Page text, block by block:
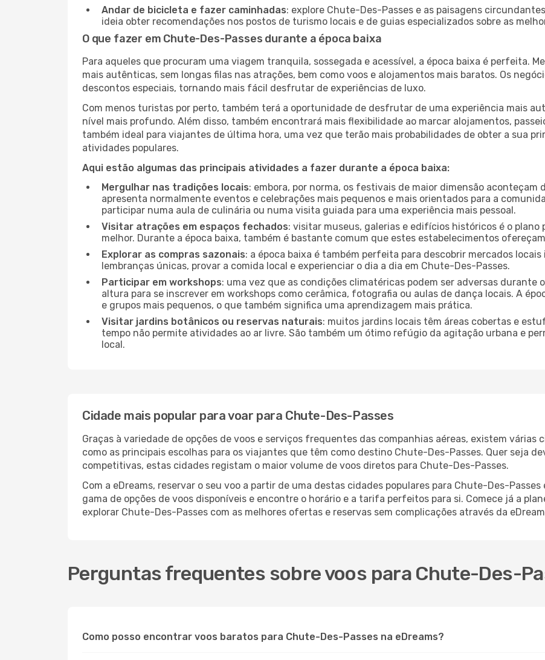
Andar de bicicleta e fazer caminhadas: explore Chute-Des-Passes e as paisagens
ideia obter recomendações nos postos de turismo locais e de guias especializados sobre as
O que fazer em Chute-Des-Passes durante a época baixa
Para aqueles que procuram uma viagem tranquila, sossegada e acessível, a época baixa é perfeita.
mais autênticas, sem longas filas nas atrações, bem como voos e alojamentos mais baratos. Os
descontos especiais, tornando mais fácil desfrutar de experiências de luxo.
Com menos turistas por perto, também terá a oportunidade de desfrutar de uma experiência mais
nível mais profundo. Além disso, também encontrará mais flexibilidade ao marcar alojamentos,
também ideal para viajantes de última hora, uma vez que terão mais probabilidades de obter a sua
atividades populares.
Aqui estão algumas das principais atividades a fazer durante a época baixa:
Mergulhar nas tradições locais: embora, por norma, os festivais de maior dimensão aconteçam
apresenta normalmente eventos e celebrações mais pequenos e mais orientados para a
participar numa aula de culinária ou numa visita guiada para uma experiência mais pessoal.
Visitar atrações em espaços fechados: visitar museus, galerias e edifícios históricos é o
melhor. Durante a época baixa, também é bastante comum que estes estabelecimentos
Explorar as compras sazonais: a época baixa é também perfeita para descobrir mercados
lembranças únicas, provar a comida local e experienciar o dia a dia em Chute-Des-Passes.
Participar em workshops: uma vez que as condições climatéricas podem ser adversas durante
altura para se inscrever em workshops como cerâmica, fotografia ou aulas de dança locais. A
e grupos mais pequenos, o que também significa uma aprendizagem mais prática.
Visitar jardins botânicos ou reservas naturais: muitos jardins locais têm áreas cobertas e
tempo não permite atividades ao ar livre. São também um ótimo refúgio da agitação urbana e
local.
Cidade mais popular para voar para Chute-Des-Passes
Graças à variedade de opções de voos e serviços frequentes das companhias aéreas, existem várias
como as principais escolhas para os viajantes que têm como destino Chute-Des-Passes. Quer seja
competitivas, estas cidades registam o maior volume de voos diretos para Chute-Des-Passes.
Com a eDreams, reservar o seu voo a partir de uma destas cidades populares para Chute-Des-
gama de opções de voos disponíveis e encontre o horário e a tarifa perfeitos para si. Comece já a
explorar Chute-Des-Passes com as melhores ofertas e reservas sem complicações através da
Perguntas frequentes sobre voos para Chute-Des-
Como posso encontrar voos baratos para Chute-Des-Passes na eDreams?